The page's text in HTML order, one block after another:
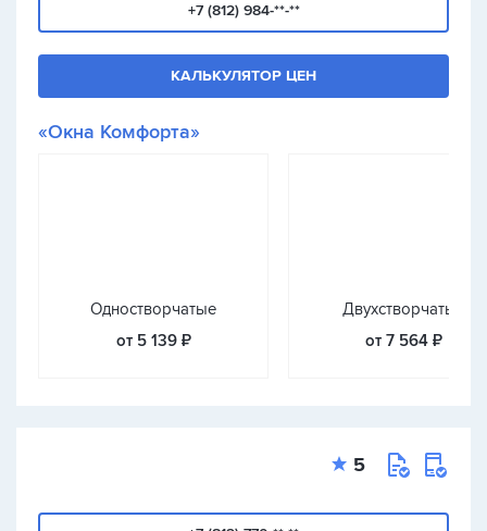
+7 (812) 984-**-**
КАЛЬКУЛЯТОР ЦЕН
«Окна Комфорта»
Одностворчатые
от 5 139 ₽
Двухстворчатые
от 7 564 ₽
5